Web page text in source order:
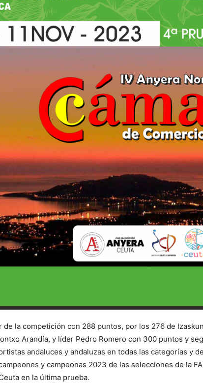
de la competición con 288 puntos, por los 276 de
Arandía, y líder Pedro Romero con 300 puntos y
andaluces y andaluzas en todas las categorías y
y campeonas 2023 de las selecciones de la
en la última prueba.